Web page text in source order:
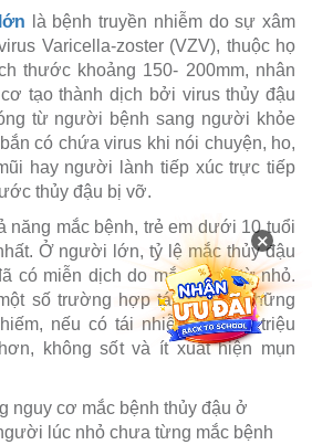
là bệnh truyền nhiễm do sự xâm
Varicella-zoster (VZV), thuộc họ
thước khoảng 150- 200mm, nhân
tạo thành dịch bởi virus thủy đậu
từ người bệnh sang người khỏe
có chứa virus khi nói chuyện, ho,
hay người lành tiếp xúc trực tiếp
thủy đậu bị vỡ.
năng mắc bệnh, trẻ em dưới 10 tuổi
Ở người lớn, tỷ lệ mắc thủy đậu
có miễn dịch do mắc bệnh từ nhỏ.
số trường hợp tái nhiễm, những
nếu có tái nhiễm thì các triệu
không sốt và ít xuất hiện mụn
nguy cơ mắc bệnh thủy đậu ở
lúc nhỏ chưa từng mắc bệnh
×